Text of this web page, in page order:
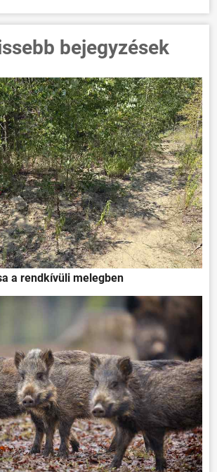
bejegyzések
a rendkívüli melegben